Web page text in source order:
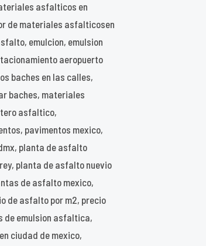
asfalticos en
de materiales asfalticosen
emulcion, emulsion
aeropuerto
baches en las calles,
baches, materiales
asfaltico,
pavimentos mexico,
planta de asfalto
planta de asfalto nuevio
de asfalto mexico,
de asfalto por m2, precio
de emulsion asfaltica,
ciudad de mexico,